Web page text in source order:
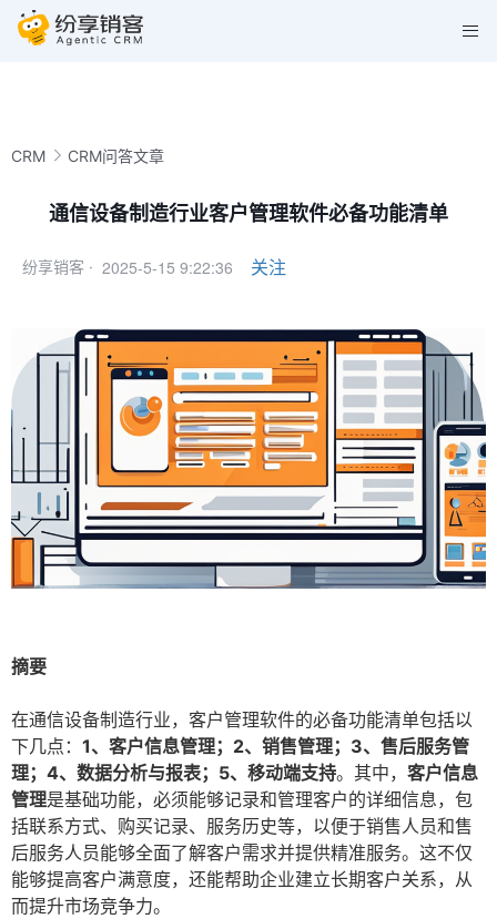
CRM CRM问答文章
通信设备制造行业客户管理软件必备功能清单
纷享销客 · 2025-5-15 9:22:36 关注
摘要
在通信设备制造行业，客户管理软件的必备功能清单包括以
下几点： 1、客户信息管理；2、销售管理；3、售后服务管
理；4、数据分析与报表；5、移动端支持。其中， 客户信息
管理是基础功能，必须能够记录和管理客户的详细信息，包
括联系方式、购买记录、服务历史等，以便于销售人员和售
后服务人员能够全面了解客户需求并提供精准服务。这不仅
能够提高客户满意度，还能帮助企业建立长期客户关系，从
而提升市场竞争力。